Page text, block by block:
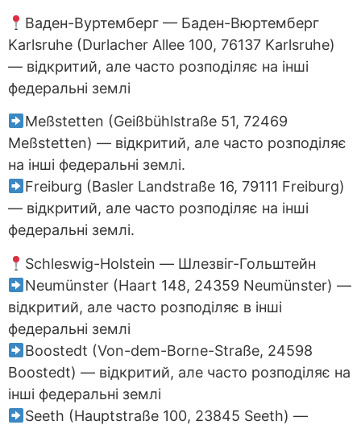
Ваден-Вуртемберг — Баден-Вюртемберг
Karlsruhe (Durlacher Allee 100, 76137 Karlsruhe)
— відкритий, але часто розподіляє на інші
федеральні землі
Meßstetten (Geißbühlstraße 51, 72469
Meßstetten) — відкритий, але часто розподіляє
на інші федеральні землі.
Freiburg (Basler Landstraße 16, 79111 Freiburg)
— відкритий, але часто розподіляє на інші
федеральні землі.
Schleswig-Holstein — Шлезвіг-Гольштейн
Neumünster (Haart 148, 24359 Neumünster) —
відкритий, але часто розподіляє в інші
федеральні землі
Boostedt (Von-dem-Borne-Straße, 24598
Boostedt) — відкритий, але часто розподіляє на
інші федеральні землі
Seeth (Hauptstraße 100, 23845 Seeth) —